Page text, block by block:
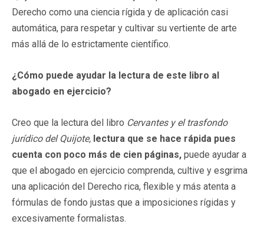
Derecho como una ciencia rígida y de aplicación casi
automática, para respetar y cultivar su vertiente de arte
más allá de lo estrictamente científico.
¿Cómo puede ayudar la lectura de este libro al
abogado en ejercicio?
Creo que la lectura del libro Cervantes y el trasfondo
jurídico del Quijote, lectura que se hace rápida pues
cuenta con poco más de cien páginas, puede ayudar a
que el abogado en ejercicio comprenda, cultive y esgrima
una aplicación del Derecho rica, flexible y más atenta a
fórmulas de fondo justas que a imposiciones rígidas y
excesivamente formalistas.